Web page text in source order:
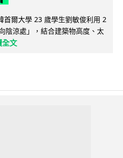
首爾大學 23 歲學生劉敏俊利用 2
陰涼處」，結合建築物高度、太
全文